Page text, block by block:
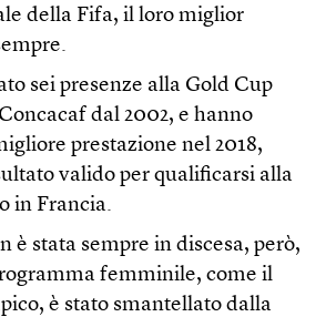
della Fifa, il loro miglior
sei presenze alla Gold Cup
dal 2002, e hanno
prestazione nel 2018,
valido per qualificarsi alla
in Francia.
è stata sempre in discesa, però,
femminile, come il
è stato smantellato dalla